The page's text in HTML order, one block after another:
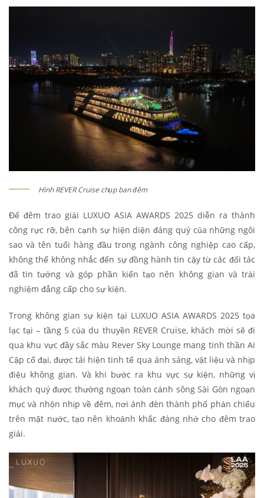
Hình REVER Cruise chụp ban đêm
Để đêm trao giải LUXUO ASIA AWARDS 2025 diễn ra thành
công rực rỡ, bên cạnh sự hiện diện đáng quý của những ngôi
sao và tên tuổi hàng đầu trong ngành công nghiệp cao cấp,
không thể không nhắc đến sự đồng hành tin cậy từ các đối tác
đã tin tưởng và góp phần kiến tạo nên không gian và trải
nghiệm đẳng cấp cho sự kiện.
Trong không gian sự kiện tại LUXUO ASIA AWARDS 2025 tọa
lạc tại – tầng 5 của du thuyền REVER Cruise, khách mời sẽ đi
qua khu vực đầy sắc màu Rever Sky Lounge mang tinh thần Ai
Cập cổ đại, được tái hiện tinh tế qua ánh sáng, vật liệu và nhịp
điệu không gian. Và khi bước ra khu vực sự kiện, những vị
khách quý được thưởng ngoạn toàn cảnh sông Sài Gòn ngoạn
mục và nhộn nhịp về đêm, nơi ánh đèn thành phố phản chiếu
trên mặt nước, tạo nên khoảnh khắc đáng nhớ cho đêm trao
giải.